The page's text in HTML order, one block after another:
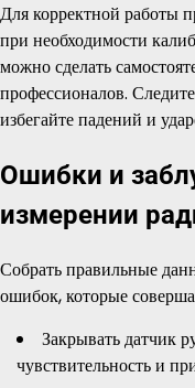
Для корректной работы
при необходимости
можно сделать
профессионалов.
избегайте падений и
Ошибки и
измерении
Собрать правильные
ошибок, которые
Закрывать датчик
чувствительность и